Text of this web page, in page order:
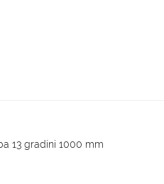
13 gradini 1000 mm